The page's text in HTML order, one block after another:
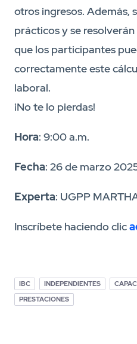
otros ingresos. Además,
prácticos y se
que los participantes
correctamente este
laboral.
¡No te lo pierdas!
Hora: 9:00 a.m.
Fecha: 26 de marzo
Experta: UGPP
Inscríbete haciendo clic
IBC INDEPENDIENTES
PRESTACIONES